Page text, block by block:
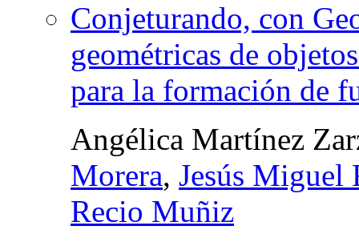
Conjeturando, con
geométricas de
para la formación de
Angélica Martínez
Morera, Jesús
Recio Muñiz